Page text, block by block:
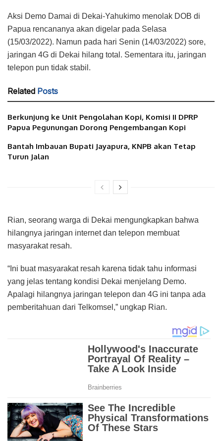
Aksi Demo Damai di Dekai-Yahukimo menolak DOB di
Papua rencananya akan digelar pada Selasa
(15/03/2022). Namun pada hari Senin (14/03/2022) sore,
jaringan 4G di Dekai hilang total. Sementara itu, jaringan
telepon pun tidak stabil.
Related Posts
Berkunjung ke Unit Pengolahan Kopi, Komisi II DPRP
Papua Pegunungan Dorong Pengembangan Kopi
Bantah Imbauan Bupati Jayapura, KNPB akan Tetap
Turun Jalan
Rian, seorang warga di Dekai mengungkapkan bahwa
hilangnya jaringan internet dan telepon membuat
masyarakat resah.
“Ini buat masyarakat resah karena tidak tahu informasi
yang jelas tentang kondisi Dekai menjelang Demo.
Apalagi hilangnya jaringan telepon dan 4G ini tanpa ada
pemberitahuan dari Telkomsel,” ungkap Rian.